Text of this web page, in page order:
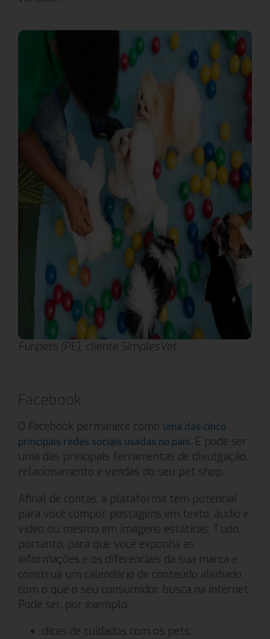
Funpets (PE), cliente SimplesVet
Facebook
O Facebook permanece como uma das cinco
principais redes sociais usadas no país. E pode ser
uma das principais ferramentas de divulgação,
relacionamento e vendas do seu pet shop.
Afinal de contas, a plataforma tem potencial
para você compor postagens em texto, áudio e
vídeo ou mesmo em imagens estáticas. Tudo,
portanto, para que você exponha as
informações e os diferenciais da sua marca e
construa um calendário de conteúdo alinhado
com o que o seu consumidor busca na internet.
Pode ser, por exemplo:
dicas de cuidados com os pets;